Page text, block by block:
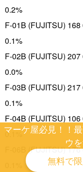
0.2%
F-01B (FUJITSU)
0.1%
F-02B (FUJITSU)
0.0%
F-03B (FUJITSU)
0.1%
F-04B (FUJITSU)
0.1%
F-06B (FUJITSU)
マーケ屋必見！！
ウ
無料で